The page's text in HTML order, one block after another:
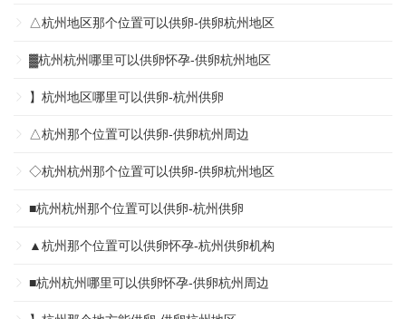
△杭州地区那个位置可以供卵-供卵杭州地区
▓杭州杭州哪里可以供卵怀孕-供卵杭州地区
】杭州地区哪里可以供卵-杭州供卵
△杭州那个位置可以供卵-供卵杭州周边
◇杭州杭州那个位置可以供卵-供卵杭州地区
■杭州杭州那个位置可以供卵-杭州供卵
▲杭州那个位置可以供卵怀孕-杭州供卵机构
■杭州杭州哪里可以供卵怀孕-供卵杭州周边